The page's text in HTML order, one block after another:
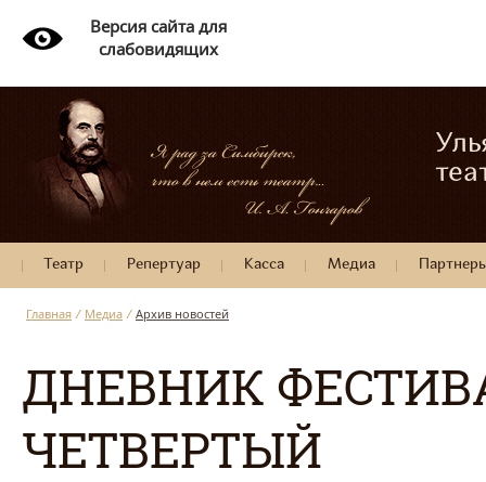
Версия сайта для
слабовидящих
Театр Репертуар Касса Медиа
Главная / Медиа / Архив новостей
ДНЕВНИК
ЧЕТВЕРТЫЙ